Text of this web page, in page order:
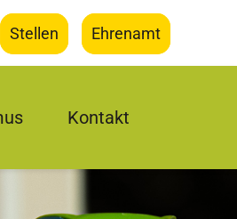
Stellen Ehrenamt
Kontakt